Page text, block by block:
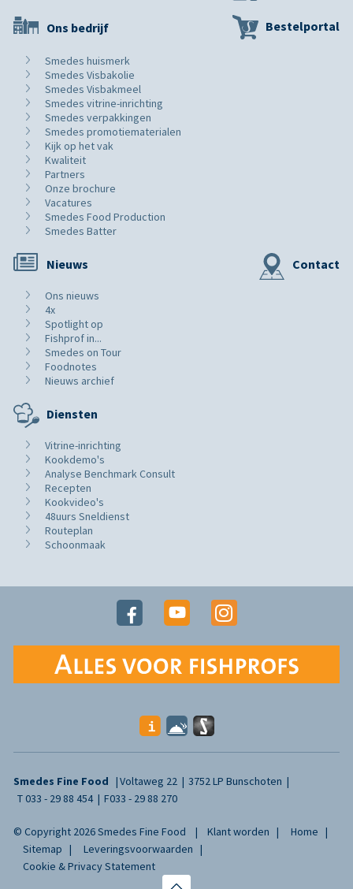
Ons bedrijf
Smedes huismerk
Smedes Visbakolie
Smedes Visbakmeel
Smedes vitrine-inrichting
Smedes verpakkingen
Smedes promotiematerialen
Kijk op het vak
Kwaliteit
Partners
Onze brochure
Vacatures
Smedes Food Production
Smedes Batter
Bestelportal
Nieuws
Ons nieuws
4x
Spotlight op
Fishprof in...
Smedes on Tour
Foodnotes
Nieuws archief
Diensten
Vitrine-inrichting
Kookdemo's
Analyse Benchmark Consult
Recepten
Kookvideo's
48uurs Sneldienst
Routeplan
Schoonmaak
Contact
Smedes Fine Food Voltaweg 22
3752 LP Bunschoten
T033 - 29 88 454 F033 - 29 88 270
© Copyright 2026 Smedes Fine Food Klant worden
Home
Sitemap
Leveringsvoorwaarden
Cookie & Privacy Statement